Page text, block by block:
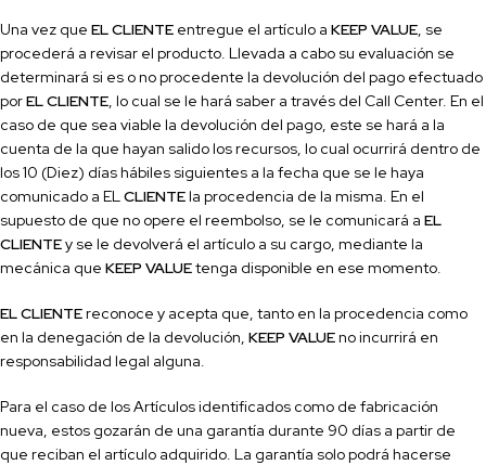
Una vez que EL CLIENTE entregue el artículo a KEEP VALUE, se
procederá a revisar el producto. Llevada a cabo su evaluación se
determinará si es o no procedente la devolución del pago efectuado
porEL CLIENTE, lo cual se le hará saber a través del Call Center. En el
caso de que sea viable la devolución del pago, este se hará a la
cuenta de la que hayan salido los recursos, lo cual ocurrirá dentro de
los 10 (Diez) días hábiles siguientes a la fecha que se le haya
comunicado a ELCLIENTEla procedencia de la misma. En el
supuesto de que no opere el reembolso, se le comunicará a EL
CLIENTEy se le devolverá el artículo a su cargo, mediante la
mecánica que KEEP VALUEtenga disponible en ese momento.
EL CLIENTEreconoce y acepta que, tanto en la procedencia como
en la denegación de la devolución, KEEP VALUEno incurrirá en
responsabilidad legal alguna.
Para el caso de los Artículos identificados como de fabricación
nueva, estos gozarán de una garantía durante 90 días a partir de
que reciban el artículo adquirido. La garantía solo podrá hacerse